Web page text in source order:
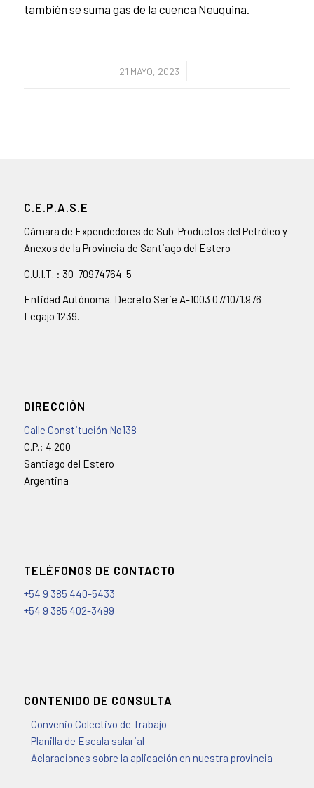
también se suma gas de la cuenca Neuquina.
21 MAYO, 2023
/
C.E.P.A.S.E
Cámara de Expendedores de Sub-Productos del Petróleo y
Anexos de la Provincia de Santiago del Estero
C.U.I.T. : 30-70974764-5
Entidad Autónoma. Decreto Serie A-1003 07/10/1.976
Legajo 1239.-
DIRECCIÓN
Calle Constitución No138
C.P.: 4.200
Santiago del Estero
Argentina
TELÉFONOS DE CONTACTO
+54 9 385 440-5433
+54 9 385 402-3499
CONTENIDO DE CONSULTA
– Convenio Colectivo de Trabajo
– Planilla de Escala salarial
– Aclaraciones sobre la aplicación en nuestra provincia